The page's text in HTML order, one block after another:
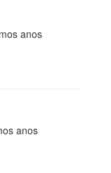
anos
anos